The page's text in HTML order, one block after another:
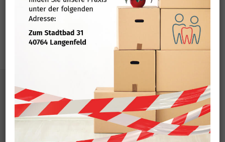
KONTAKT
Zahnarztpraxis am Rathaus
Konrad-Adenauer-Platz 8